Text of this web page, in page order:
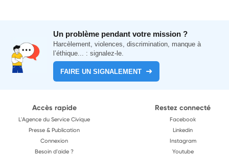
Un problème pendant votre mission ?
Harcèlement, violences, discrimination, manque à
l’éthique... : signalez-le.
FAIRE UN SIGNALEMENT
Accès rapide
L'Agence du Service Civique
Presse & Publication
Connexion
Besoin d'aide ?
Restez connecté
Facebook
Linkedin
Instagram
Youtube